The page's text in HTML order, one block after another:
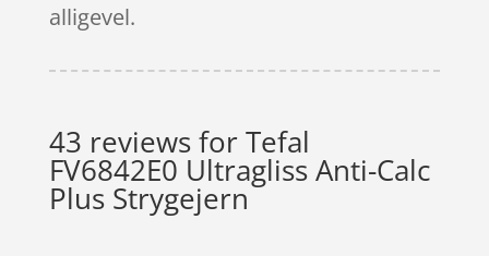
alligevel.
43 reviews forTefal
FV6842E0 Ultragliss Anti-Calc
Plus Strygejern